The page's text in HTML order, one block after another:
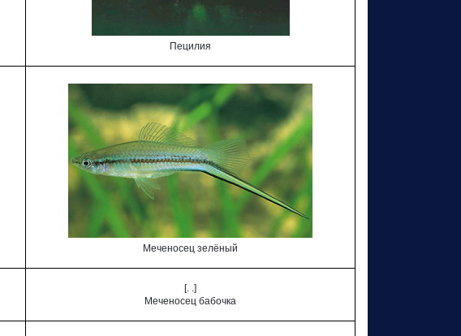
Пецилия
Меченосец зелёный
[. .]
Меченосец бабочка